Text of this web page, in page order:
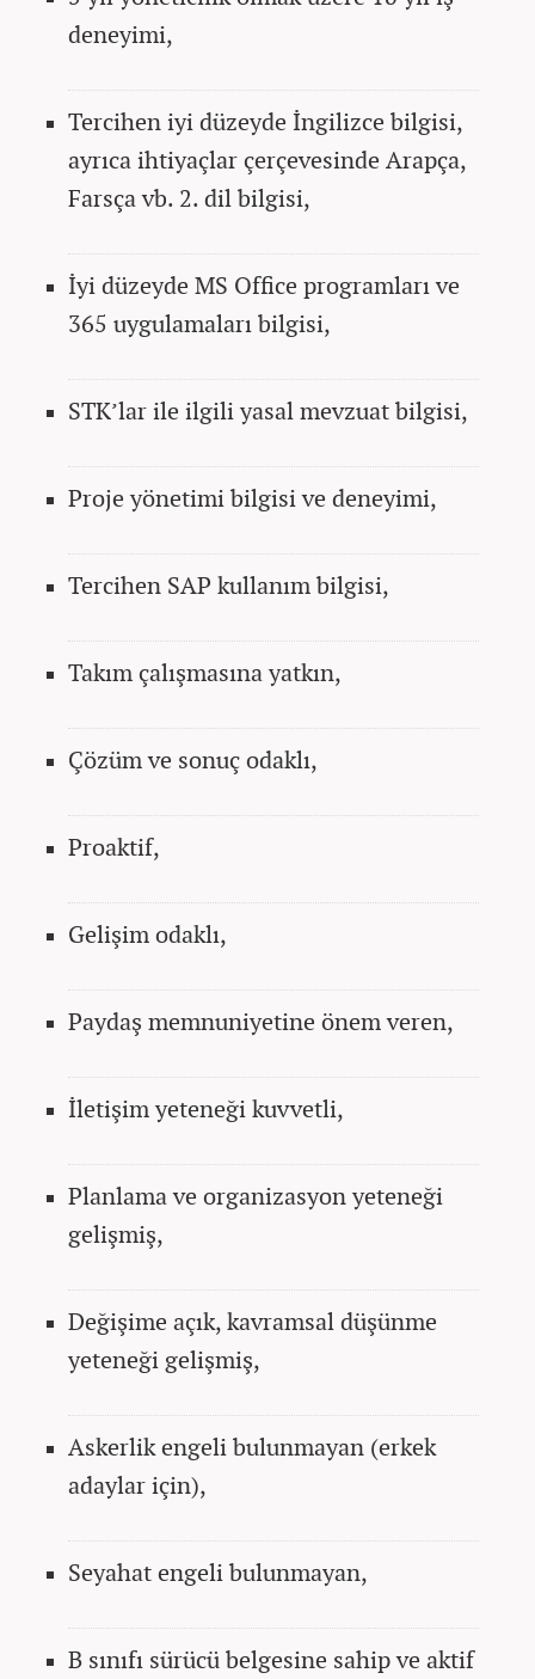
deneyimi,
Tercihen iyi düzeyde İngilizce bilgisi,
ayrıca ihtiyaçlar çerçevesinde Arapça,
Farsça vb. 2. dil bilgisi,
İyi düzeyde MS Office programları ve
365 uygulamaları bilgisi,
STK’lar ile ilgili yasal mevzuat bilgisi,
Proje yönetimi bilgisi ve deneyimi,
Tercihen SAP kullanım bilgisi,
Takım çalışmasına yatkın,
Çözüm ve sonuç odaklı,
Proaktif,
Gelişim odaklı,
Paydaş memnuniyetine önem veren,
İletişim yeteneği kuvvetli,
Planlama ve organizasyon yeteneği
gelişmiş,
Değişime açık, kavramsal düşünme
yeteneği gelişmiş,
Askerlik engeli bulunmayan (erkek
adaylar için),
Seyahat engeli bulunmayan,
B sınıfı sürücü belgesine sahip ve aktif